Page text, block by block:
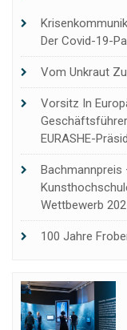
Der Covid-19-
Vom Unkraut
Vorsitz In
EURASHE-
Bachmannpreis
Wettbewerb
100 Jahre